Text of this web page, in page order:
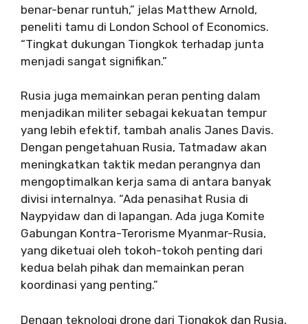
benar-benar runtuh,” jelas Matthew Arnold,
peneliti tamu di London School of Economics.
“Tingkat dukungan Tiongkok terhadap junta
menjadi sangat signifikan.”
Rusia juga memainkan peran penting dalam
menjadikan militer sebagai kekuatan tempur
yang lebih efektif, tambah analis Janes Davis.
Dengan pengetahuan Rusia, Tatmadaw akan
meningkatkan taktik medan perangnya dan
mengoptimalkan kerja sama di antara banyak
divisi internalnya. “Ada penasihat Rusia di
Naypyidaw dan di lapangan. Ada juga Komite
Gabungan Kontra-Terorisme Myanmar-Rusia,
yang diketuai oleh tokoh-tokoh penting dari
kedua belah pihak dan memainkan peran
koordinasi yang penting.”
Dengan teknologi drone dari Tiongkok dan Rusia,